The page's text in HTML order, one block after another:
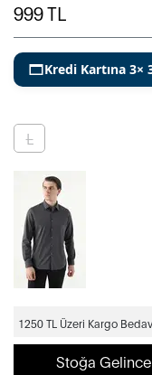
999TL
Kredi Kartına 3×
L
1250 TL Üzeri Kargo
Stoğa